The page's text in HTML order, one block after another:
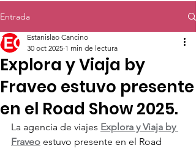
Entrada
Explora y Viaja by
Fraveo estuvo presente
en el Road Show 2025.
Estanislao Cancino
30 oct 2025 1 min de lectura
La agencia de viajes Explora y Viaja by
Fraveo estuvo presente en el Road